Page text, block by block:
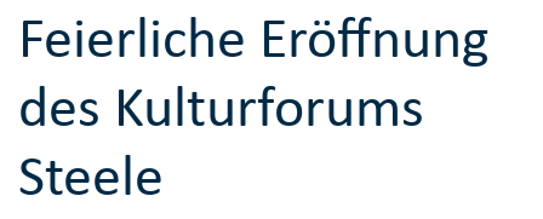
Feierliche Eröffnung
des Kulturforums
Steele